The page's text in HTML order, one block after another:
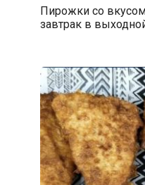
Пирожки со
завтрак в